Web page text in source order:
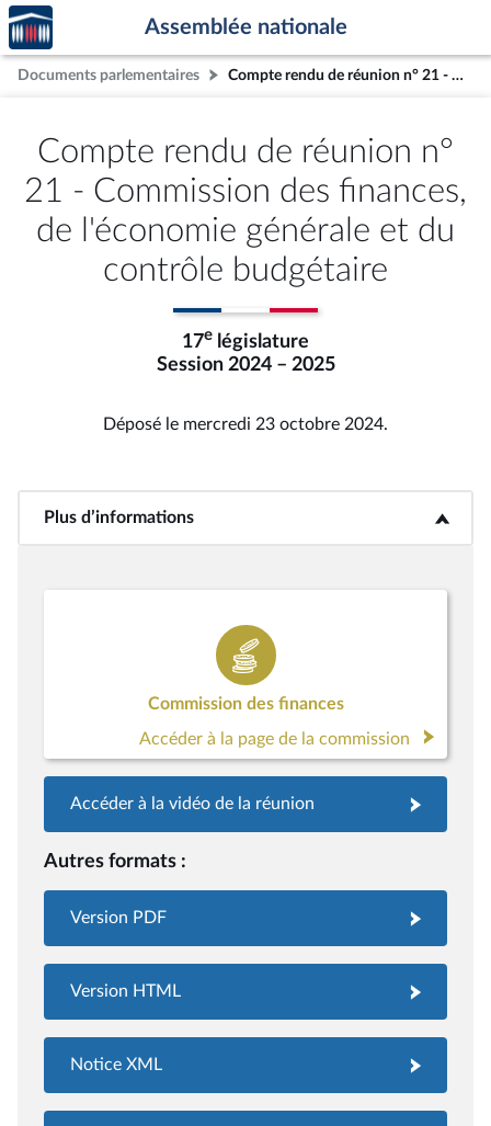
Aller au contenu
Aller en bas de la page
Accèder
à la
page
d'accueil
Assemblée nationale
Documents parlementaires Compte rendu de réunion n° 21 - Commission des finances, de l'économie générale et du contrôle budgétaire
Compte rendu de réunion n°
21 - Commission des finances,
de l'économie générale et du
contrôle budgétaire
17e législature
Session 2024 – 2025
Déposé le mercredi 23 octobre 2024.
Plus d’informations<b>Plus d’informations</b>
Commission des finances
Accéder à la page de la commission
Accéder à la vidéo de la réunion
Autres formats :
Version PDF
Version HTML
Notice XML